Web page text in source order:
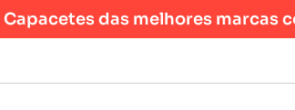
Capacetes das melhores marcas